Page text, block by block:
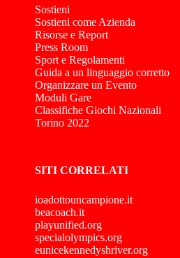
Sostieni
Sostieni come Azienda
Risorse e Report
Press Room
Sport e Regolamenti
Guida a un linguaggio corretto
Organizzare un Evento
Moduli Gare
Classifiche Giochi Nazionali
Torino 2022
SITI CORRELATI
ioadottouncampione.it
beacoach.it
playunified.org
specialolympics.org
eunicekennedyshriver.org